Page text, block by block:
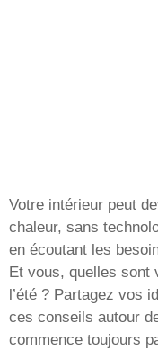
Votre intérieur peut
chaleur, sans
en écoutant les
Et vous, quelles sont
l’été ? Partagez vos
ces conseils autour
commence toujours